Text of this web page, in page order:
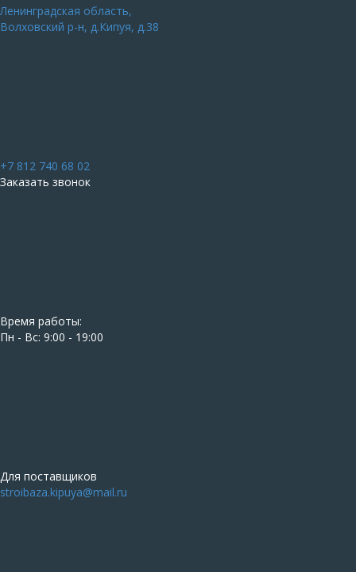
Ленинградская область,
Волховский р-н, д.Кипуя, д.38
+7 812 740 68 02
Заказать звонок
Время работы:
Пн - Вс: 9:00 - 19:00
Для поставщиков
stroibaza.kipuya@mail.ru